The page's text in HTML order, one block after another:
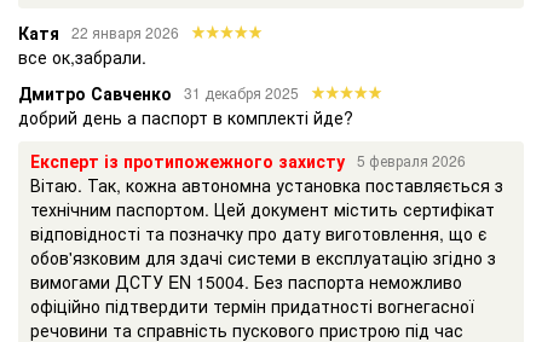
Катя
22 января 2026
все ок,забрали.
Дмитро Савченко
31 декабря 2025
добрий день а паспорт в комплекті йде?
Експерт із протипожежного захисту 5 февраля 2026
Вітаю. Так, кожна автономна установка поставляється з
технічним паспортом. Цей документ містить сертифікат
відповідності та позначку про дату виготовлення, що є
обов'язковим для здачі системи в експлуатацію згідно з
вимогами ДСТУ EN 15004. Без паспорта неможливо
офіційно підтвердити термін придатності вогнегасної
речовини та справність пускового пристрою під час